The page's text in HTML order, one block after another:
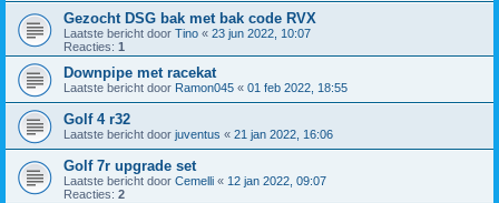
Gezocht DSG bak met bak code RVX
Laatste bericht door Tino « 23 jun 2022, 10:07
Reacties: 1
Downpipe met racekat
Laatste bericht door Ramon045 « 01 feb 2022, 18:55
Golf 4 r32
Laatste bericht door juventus « 21 jan 2022, 16:06
Golf 7r upgrade set
Laatste bericht door Cemelli « 12 jan 2022, 09:07
Reacties: 2